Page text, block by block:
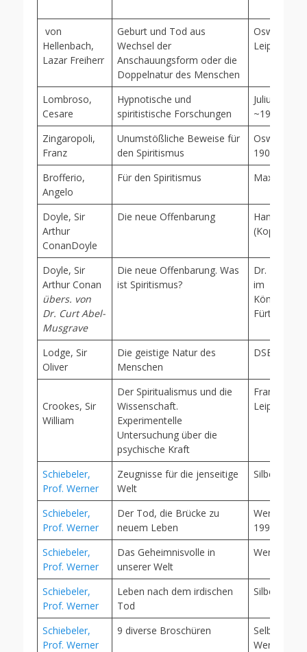
von
Hellenbach,
Lazar Freiherr
Geburt und Tod aus
Wechsel der
Anschauungsform oder die
Doppelnatur des Menschen
Oswald
Leipzig,
Lombroso,
Cesare
Hypnotische und
spiritistische Forschungen
Julius
~1910
Zingaropoli,
Franz
Unumstößliche Beweise für
den Spiritismus
Oswald
1906
Brofferio,
Angelo
Für den Spiritismus Max Spohr,
Doyle, Sir
Arthur
ConanDoyle
Die neue Offenbarung
Hans
(Kopie)
Doyle, Sir
Arthur Conan
übers. von
Dr. Curt Abel-
Musgrave
Die neue Offenbarung. Was
ist Spiritismus?
Dr. Hans
im
Königstein/
Fürth i. B.,
Lodge, Sir
Oliver
Die geistige Natur des
Menschen
DSB,
Crookes, Sir
William
Der Spiritualismus und die
Wissenschaft.
Experimentelle
Untersuchung über die
psychische Kraft
Franz
Leipzig
Schiebeler,
Prof. Werner
Zeugnisse für die jenseitige
Welt
Schiebeler,
Prof. Werner
Der Tod, die Brücke zu
neuem Leben
WerSch
1999
Schiebeler,
Prof. Werner
Das Geheimnisvolle in
unserer Welt
WerSch,
Schiebeler,
Prof. Werner
Leben nach dem irdischen
Tod
Schiebeler,
Prof. Werner
9 diverse Broschüren
WerSch